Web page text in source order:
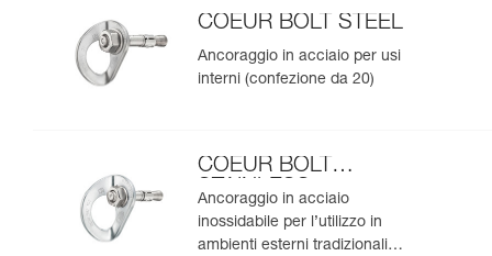
COEUR BOLT STEEL
Ancoraggio in acciaio per usi
interni (confezione da 20)
COEUR BOLT
STAINLESS
Ancoraggio in acciaio
inossidabile per l’utilizzo in
ambienti esterni tradizionali